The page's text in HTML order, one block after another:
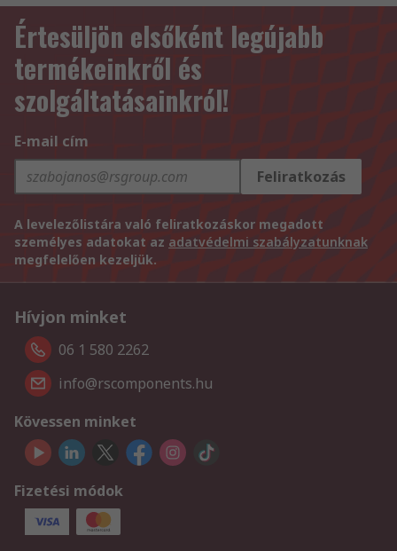
Értesüljön elsőként legújabb
termékeinkről és
szolgáltatásainkról!
E-mail cím
Feliratkozás
A levelezőlistára való feliratkozáskor megadott
személyes adatokat az adatvédelmi szabályzatunknak
megfelelően kezeljük.
Hívjon minket
06 1 580 2262
info@rscomponents.hu
Kövessen minket
Fizetési módok